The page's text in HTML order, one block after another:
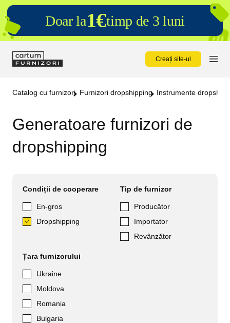
Doar la1€timp de 3 luni
Creați site-ul
Catalog cu furnizori Furnizori dropshipping Instrumente
Generatoare furnizori de
dropshipping
Condiții de cooperare
En-gros
Dropshipping
Tip de furnizor
Producător
Importator
Revânzător
Țara furnizorului
Ukraine
Moldova
Romania
Bulgaria